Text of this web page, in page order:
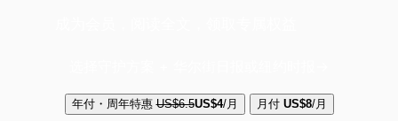
年付・周年特惠 US$6.5US$4/月 月付 US$8/月